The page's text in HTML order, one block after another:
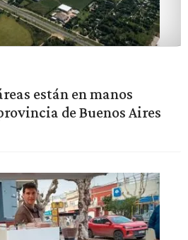
están en manos
de Buenos Aires